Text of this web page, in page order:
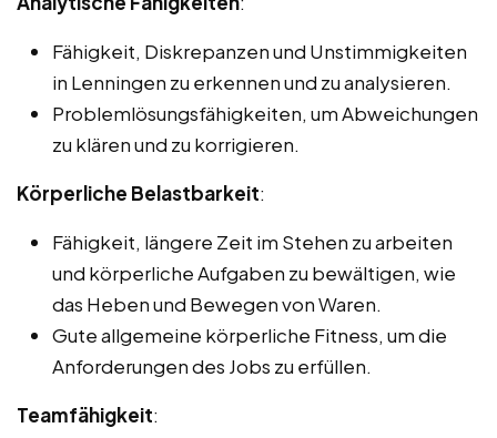
Fähigkeit, Diskrepanzen und Unstimmigkeiten
in Lenningen zu erkennen und zu analysieren.
Problemlösungsfähigkeiten, um Abweichungen
zu klären und zu korrigieren.
Körperliche Belastbarkeit:
Fähigkeit, längere Zeit im Stehen zu arbeiten
und körperliche Aufgaben zu bewältigen, wie
das Heben und Bewegen von Waren.
Gute allgemeine körperliche Fitness, um die
Anforderungen des Jobs zu erfüllen.
Teamfähigkeit: